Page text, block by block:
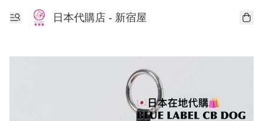
日本代購店 - 新宿屋